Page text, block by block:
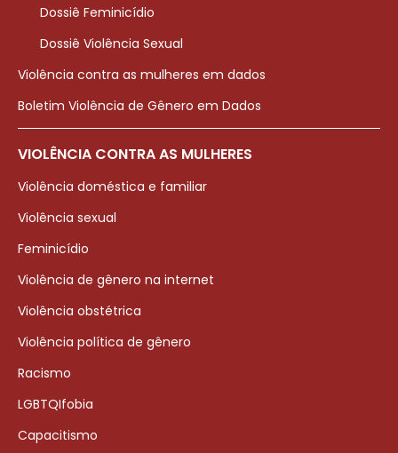
Dossiê Feminicídio
Dossiê Violência Sexual
Violência contra as mulheres em dados
Boletim Violência de Gênero em Dados
VIOLÊNCIA CONTRA AS MULHERES
Violência doméstica e familiar
Violência sexual
Feminicídio
Violência de gênero na internet
Violência obstétrica
Violência política de gênero
Racismo
LGBTQIfobia
Capacitismo